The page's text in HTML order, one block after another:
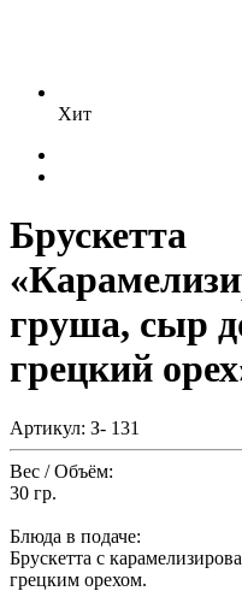
Хит
Брускетта
груша, сыр
грецкий
Артикул: З- 131
Вес / Объём:
30 гр.
Блюда в подаче:
Брускетта с
грецким орехом.